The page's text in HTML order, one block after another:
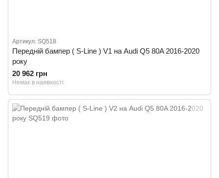
Артикул: SQ518
Передній бампер ( S-Line ) V1 на Audi Q5 80A 2016-2020
року
20 962 грн
Немає в наявності